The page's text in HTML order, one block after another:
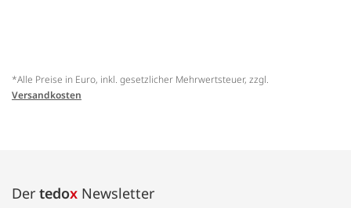
*Alle Preise in Euro, inkl. gesetzlicher Mehrwertsteuer, zzgl.
Versandkosten
Der tedox Newsletter